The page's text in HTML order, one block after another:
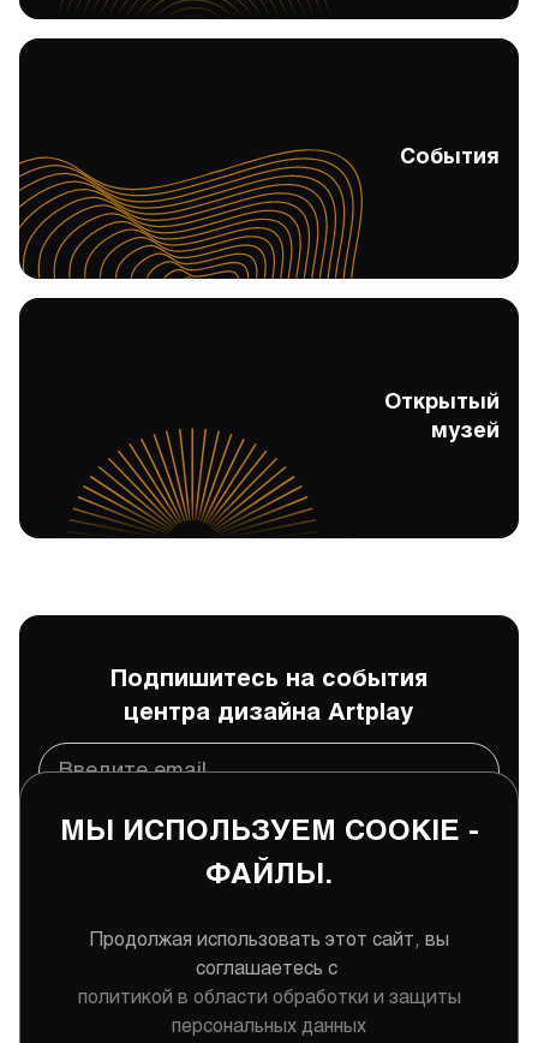
События События
Открытый
музей
Подпишитесь на события
центра дизайна Artplay
персональных данных
МЫ ИСПОЛЬЗУЕМ COOKIE -
ФАЙЛЫ.
Продолжая использовать этот сайт, вы
соглашаетесь с
политикой в области обработки и защиты
персональных данных